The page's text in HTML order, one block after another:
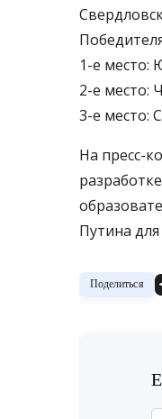
1-е место:
2-е место:
3-е место:
На пресс-
Путина
Поделиться